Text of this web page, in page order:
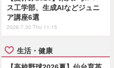
ス工学部、生成AIなどジュニ
ア講座6選
2026.7.30 Thu 11:15
生活・健康